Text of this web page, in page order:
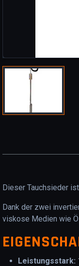
Dieser Tauchsieder
Dank der zwei
viskose Medien wie
Leistungsstark: